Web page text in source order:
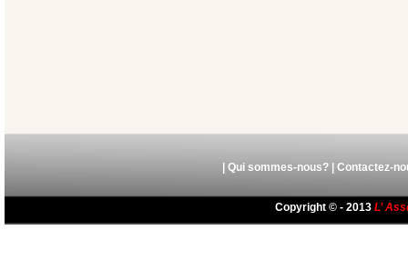
Qui sommes-nous?| Contactez-
Copyright © - 2013 L’